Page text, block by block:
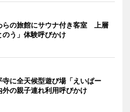
らの旅館にサウナ付き客室 上層
のう」体験呼びかけ
寺に全天候型遊び場「えいぱー
の親子連れ利用呼びかけ